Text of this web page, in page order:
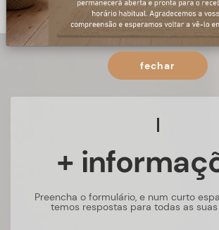
+
Preencha o formulário, e num curto
temos respostas para todas as
fechar